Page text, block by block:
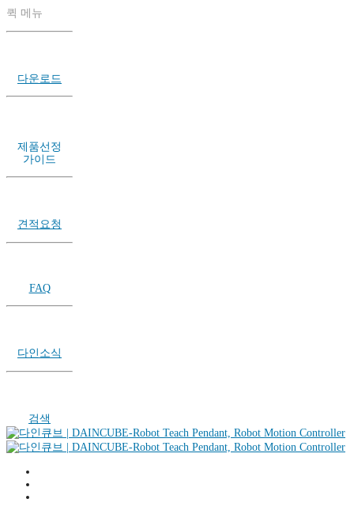
퀵 메뉴
다운로드
제품선정
가이드
견적요청
FAQ
다인소식
검색